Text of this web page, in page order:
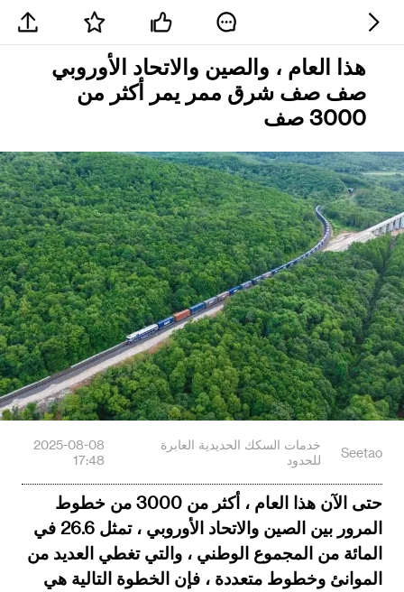
هذا العام ، والصين والاتحاد الأوروبي
صف صف شرق ممر يمر أكثر من
3000 صف
Seetao
خدمات السكك الحديدية العابرة
للحدود
2025-08-08
17:48
حتى الآن هذا العام ، أكثر من 3000 من خطوط
المرور بين الصين والاتحاد الأوروبي ، تمثل 26.6 في
المائة من المجموع الوطني ، والتي تغطي العديد من
الموانئ وخطوط متعددة ، فإن الخطوة التالية هي